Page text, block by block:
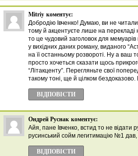
Mitriy коментує:
Добродію Івченко! Думаю, ви не
тому й акцентуєте лише на
то це чудовий заголовок для
у вихідних даних роману, виданого
на її останньому розвороті. Ну а ваш
просто хочеться сказати щось
“Літакценту”. Перегляньте свої
такому тоні, ще й цілком
ВІДПОВІCТИ
Ондрей Руснак коментує:
Айя, пане Івченко, встид то не відати
русинський сойм легитимацію №1 дав,
ВІДПОВІCТИ